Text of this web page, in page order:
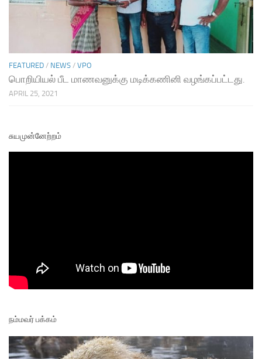
FEATURED / NEWS / VPO
பொறியியல் பீட மாணவனுக்கு மடிக்கணினி வழங்கப்பட்டது.
APRIL 25, 2021
சுயமுன்னேற்றம்
நம்மவர் பக்கம்